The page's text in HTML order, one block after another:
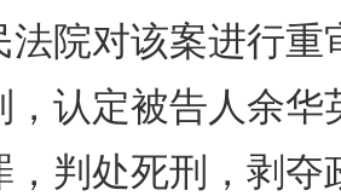
法院对该案进行重
，认定被告人余华
，判处死刑，剥夺